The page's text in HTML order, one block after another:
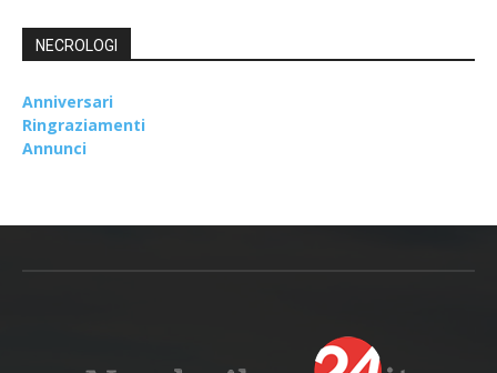
NECROLOGI
Anniversari
Ringraziamenti
Annunci